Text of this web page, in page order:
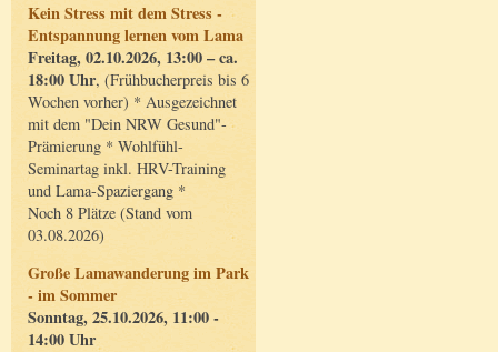
Kein Stress mit dem Stress -
Entspannung lernen vom Lama
Freitag, 02.10.2026, 13:00 – ca.
18:00 Uhr, (Frühbucherpreis bis 6
Wochen vorher) * Ausgezeichnet
mit dem "Dein NRW Gesund"-
Prämierung * Wohlfühl-
Seminartag inkl. HRV-Training
und Lama-Spaziergang *
Noch 8 Plätze (Stand vom
03.08.2026)
Große Lamawanderung im Park
- im Sommer
Sonntag, 25.10.2026, 11:00 -
14:00 Uhr